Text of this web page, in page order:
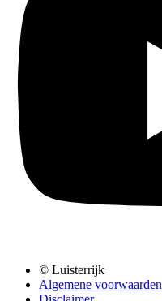
© Luisterrijk
Algemene voorwaarden